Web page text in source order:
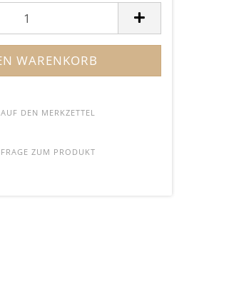
AUF DEN MERKZETTEL
FRAGE ZUM PRODUKT